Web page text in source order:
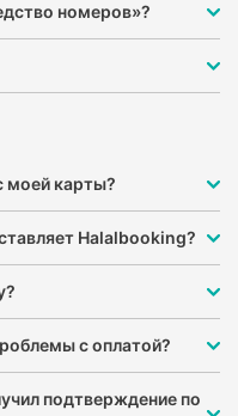
номеров»?
моей карты?
Halalbooking?
с оплатой?
подтверждение по